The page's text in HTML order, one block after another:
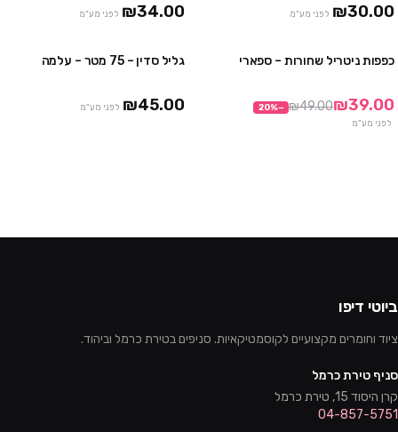
₪30.00 לפני מע"מ ₪34.00 לפני מע"מ
כפפות ניטריל שחורות – ספארי
₪39.00
₪49.00
−
20%
לפני מע"מ
גליל סדין – 75 מטר – עלמה
₪45.00 לפני מע"מ
ביוטי דיפו
ציוד וחומרים מקצועיים לקוסמטיקאיות. סניפים בטירת כרמל וביהוד.
סניף טירת כרמל
קרן היסוד 15, טירת כרמל
04-857-5751